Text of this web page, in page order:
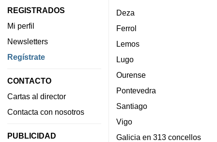
REGISTRADOS
Mi perfil
Newsletters
Regístrate
CONTACTO
Cartas al director
Contacta con nosotros
PUBLICIDAD
Deza
Ferrol
Lemos
Lugo
Ourense
Pontevedra
Santiago
Vigo
Galicia en 313 concellos